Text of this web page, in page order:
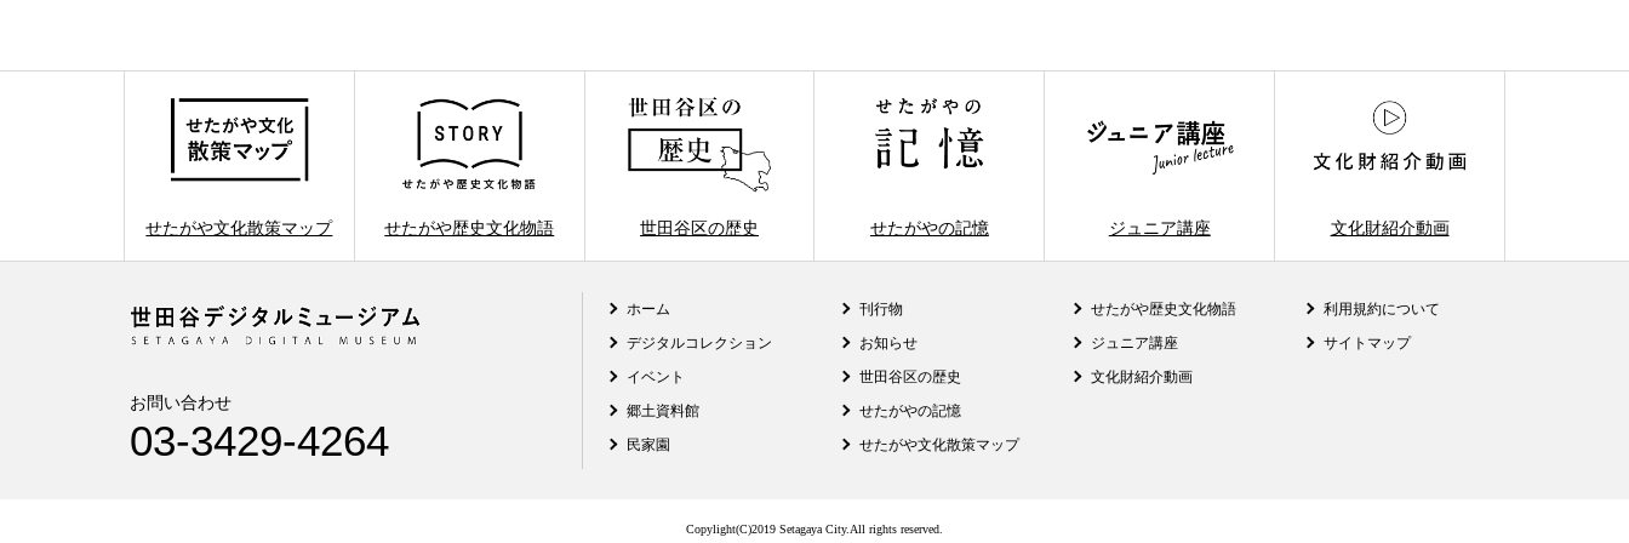
せたがや文化散策マップ せたがや歴史文化物語 世田谷区の歴史 せたがやの記憶 ジュニア講座 文化財紹介動画
お問い合わせ
03-3429-4264
ホーム
デジタルコレクション
イベント
郷土資料館
民家園
刊行物
お知らせ
世田谷区の歴史
せたがやの記憶
せたがや文化散策マップ
せたがや歴史文化物語
ジュニア講座
文化財紹介動画
利用規約について
サイトマップ
Copylight(C)2019 Setagaya City.All rights reserved.